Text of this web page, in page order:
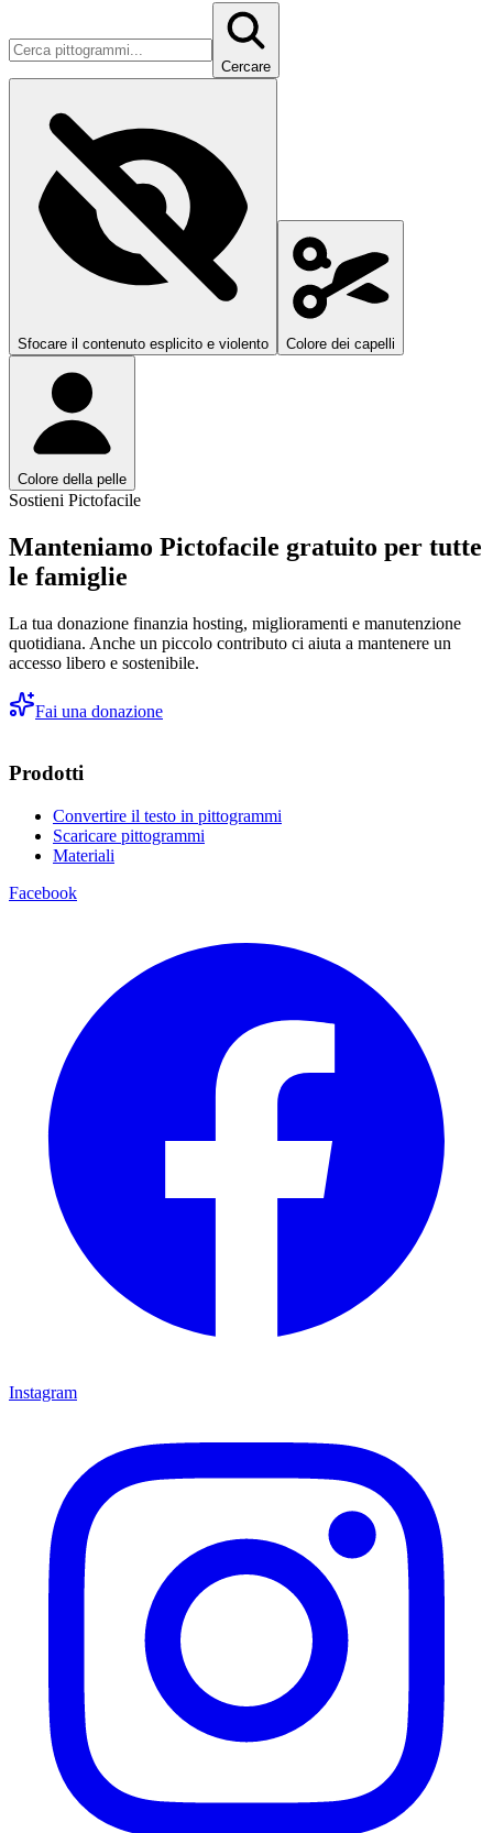
Cercare
Sfocare il contenuto esplicito e violento Colore dei capelli
Colore della pelle
Sostieni Pictofacile
Manteniamo Pictofacile gratuito per tutte
le famiglie
La tua donazione finanzia hosting, miglioramenti e manutenzione
quotidiana. Anche un piccolo contributo ci aiuta a mantenere un
accesso libero e sostenibile.
Fai una donazione
Prodotti
Convertire il testo in pittogrammi
Scaricare pittogrammi
Materiali
Facebook
Instagram